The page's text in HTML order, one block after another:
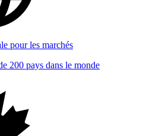
pour les marchés
200 pays dans le monde